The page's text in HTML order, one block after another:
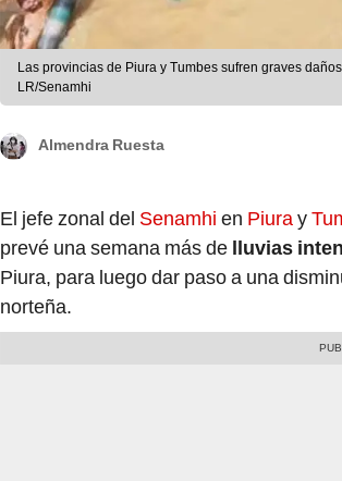
Las provincias de Piura y Tumbes sufren graves
LR/Senamhi
Almendra Ruesta
El jefe zonal del Senamhi en Piuray
prevé una semana más de lluvias
Piura, para luego dar paso a una
norteña.